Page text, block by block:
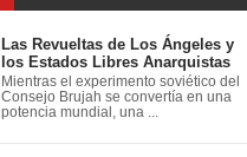
Las Revueltas de Los Ángeles y
los Estados Libres Anarquistas
Mientras el experimento soviético del
Consejo Brujah se convertía en una
potencia mundial, una ...